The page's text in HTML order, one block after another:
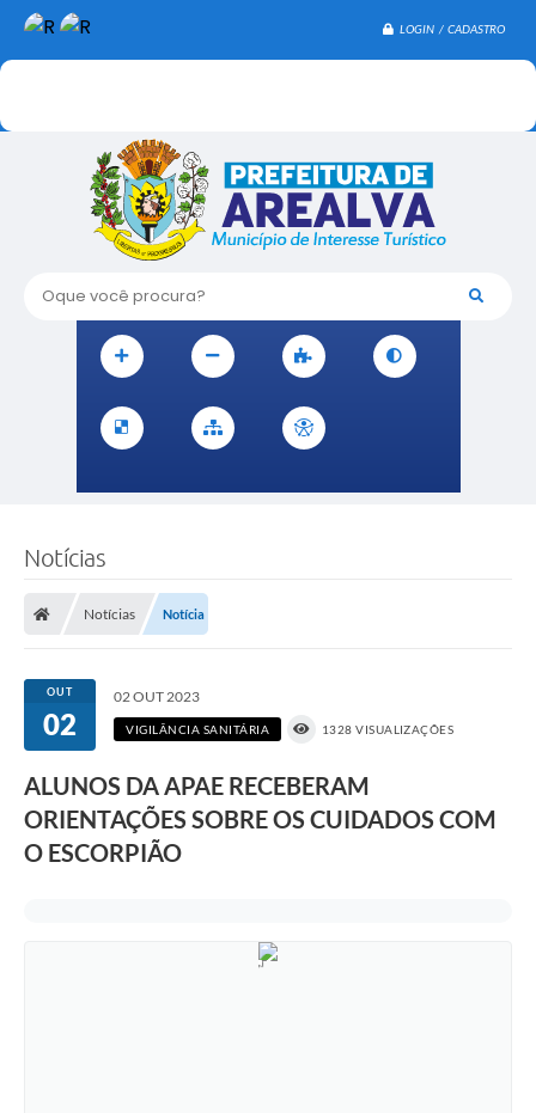
LOGIN / CADASTRO
Oque você procura?
Notícias
Notícias Notícia
OUT
02
02 OUT 2023
VIGILÂNCIA SANITÁRIA 1328 VISUALIZAÇÕES
ALUNOS DA APAE RECEBERAM
ORIENTAÇÕES SOBRE OS CUIDADOS COM
O ESCORPIÃO